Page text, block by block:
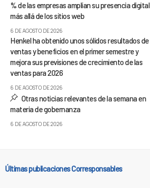
% de las empresas amplían su presencia digital
más allá de los sitios web
6 DE AGOSTO DE 2026
Henkel ha obtenido unos sólidos resultados de
ventas y beneficios en el primer semestre y
mejora sus previsiones de crecimiento de las
ventas para 2026
6 DE AGOSTO DE 2026
Otras noticias relevantes de la semana en
materia de gobernanza
6 DE AGOSTO DE 2026
Últimas publicaciones Corresponsables